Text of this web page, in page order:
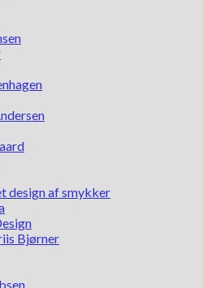
design af smykker
Bjørner